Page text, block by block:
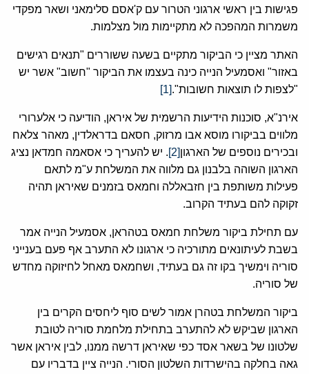
פגישות בין ראשי ארגוני הטרור עם ק'אסם סלימאני ושאר מפקדי
משמרות המהפכה לא מתקיימות מול מצלמות.
האתר מציין כי הביקור מתקיים בשעה ששוררים "תנאים רגישים
באזור" ואסמעיל הנייה כינה בעצמו את הביקור "חשוב" אשר יש
"לצפות לו תוצאות חשובות".[1]
אירנ"א, סוכנות הידיעות הרשמית של איראן, הודיעה כי אלערורי
מלווים בביקורו מוסא אבו מרזוק, חסאם בדראלדין, מאהר צלאח
ובכירים נוספים של הארגון[2]
. יש להעריך כי אסאמה חמדאן נציג
הארגון השוהה בלבנון גם מלווה את המשלחת ע"מ לתאם
פעילות משותפת בין חזבאללה וחמאס בזמנים שאיראן תהיה
זקוקה להם בעתיד הקרוב.
עם תחילת ביקור משלחת חמאס בטהראן, אסמעיל הנייה אמר
בשבת לעיתונאים מתורכיה כי ארגונו לא התערב אף פעם בענייני
סוריה וימשיך בקו זה גם בעתיד, ושחמאס מאחל לחיזוקה מחדש
של סוריה.
ביקור המשלחת בטהרן אמור לשים סוף ליחסים הקרים בין
הארגון שביקש לא להתערב בתחילת מלחמת סוריה לטובת
שלטונו של בשאר אסד כפי שאיראן דרשה ממנו, לבין איראן אשר
גאה בחלקה בהישרדות השלטון הסורי. הנייה ציין בדבריו עם